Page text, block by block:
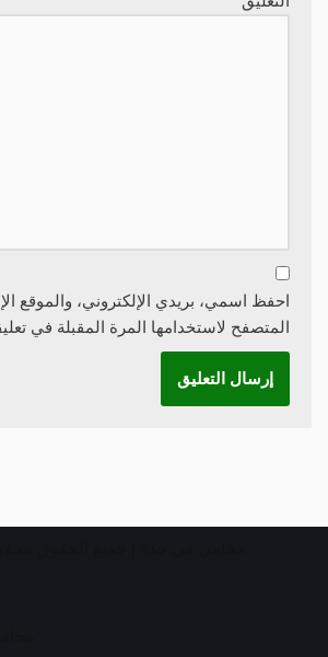
احفظ اسمي، بريدي الإلكتروني، والموقع
المتصفح لاستخدامها المرة المقبلة في